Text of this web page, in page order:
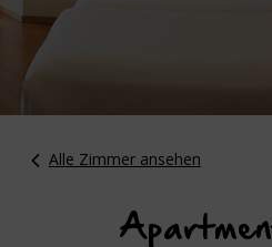
Alle Zimmer ansehen